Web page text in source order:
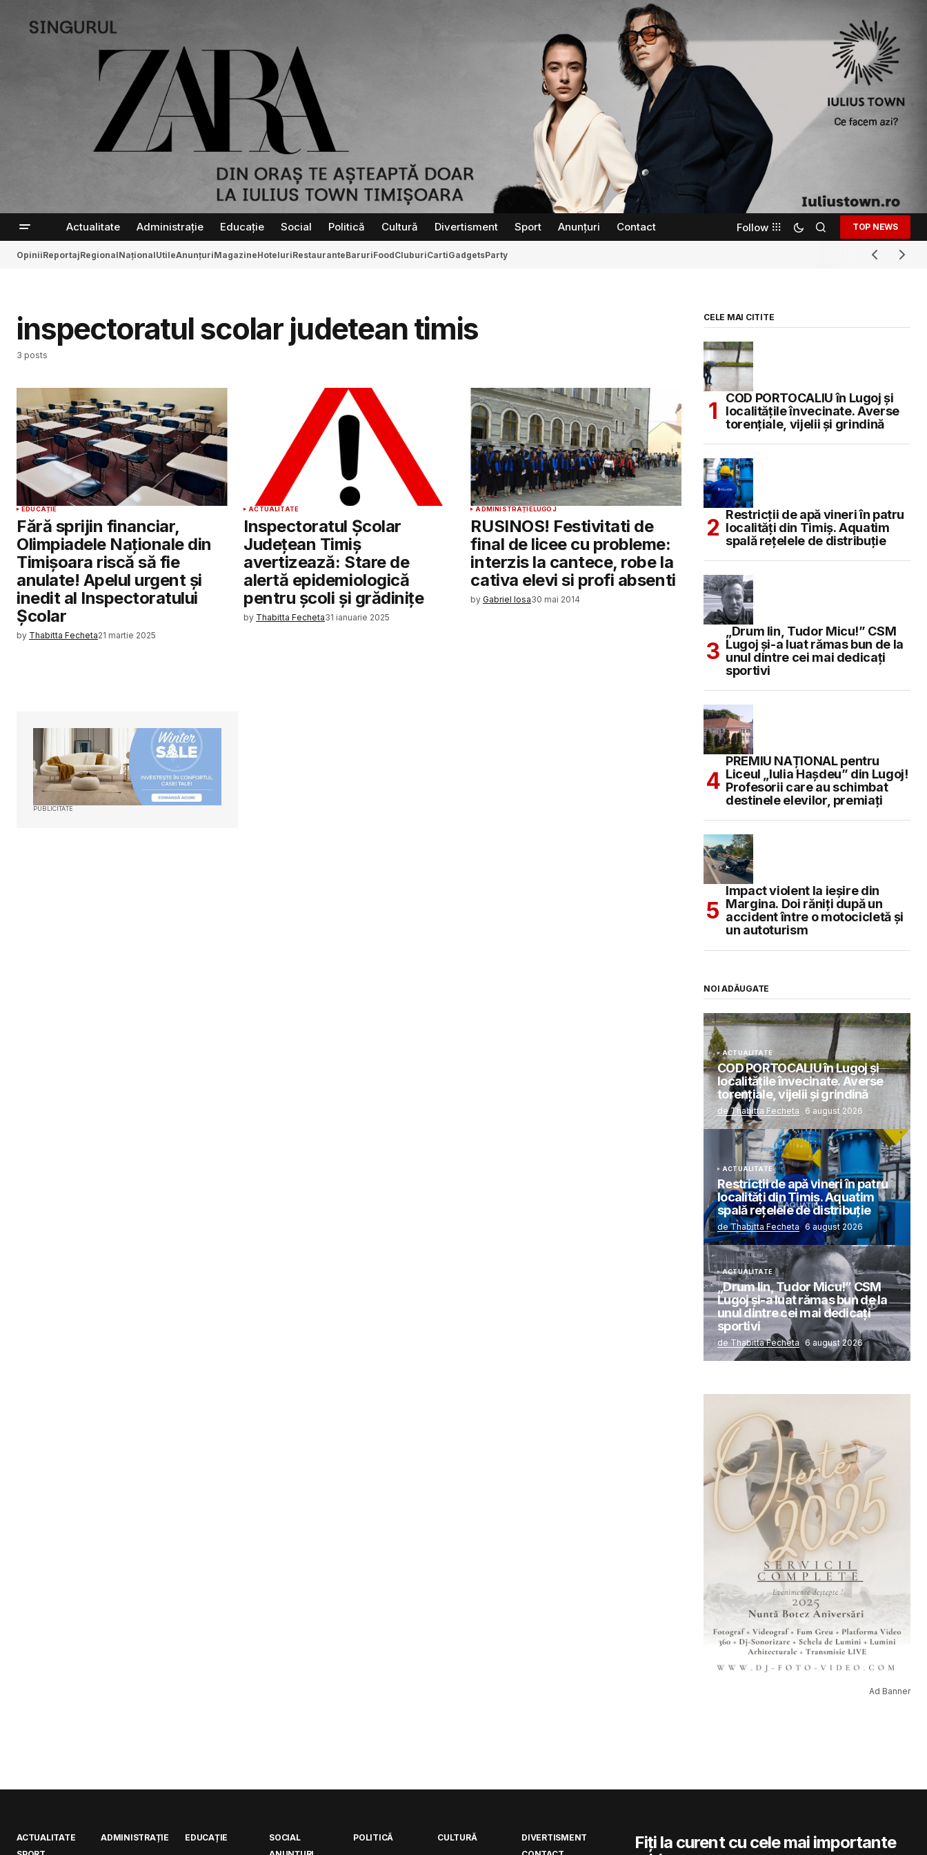
Actualitate Administrație Educație Social Politică Cultură Divertisment Sport Anunțuri Contact Follow TOP NEWS
OpiniiReportajRegionalNaționalUtileAnunțuriMagazineHoteluriRestauranteBaruriFoodCluburiCartiGadgetsParty
inspectoratul scolar judetean timis
3 posts
EDUCAȚIE
Fără sprijin financiar,
Olimpiadele Naționale din
Timișoara riscă să fie
anulate! Apelul urgent și
inedit al Inspectoratului
Școlar
by Thabitta Fecheta21 martie 2025
ACTUALITATE
Inspectoratul Școlar
Județean Timiș
avertizează: Stare de
alertă epidemiologică
pentru școli și grădinițe
by Thabitta Fecheta31 ianuarie 2025
ADMINISTRAȚIELUGOJ
RUSINOS! Festivitati de
final de licee cu probleme:
interzis la cantece, robe la
cativa elevi si profi absenti
by Gabriel Iosa30 mai 2014
PUBLICITATE
CELE MAI CITITE
COD PORTOCALIU în Lugoj și
localitățile învecinate. Averse
torențiale, vijelii și grindină
Restricții de apă vineri în patru
localități din Timiș. Aquatim
spală rețelele de distribuție
„Drum lin, Tudor Micu!” CSM
Lugoj și-a luat rămas bun de la
unul dintre cei mai dedicați
sportivi
PREMIU NAȚIONAL pentru
Liceul „Iulia Hașdeu” din Lugoj!
Profesorii care au schimbat
destinele elevilor, premiați
Impact violent la ieșire din
Margina. Doi răniți după un
accident între o motocicletă și
un autoturism
NOI ADĂUGATE
ACTUALITATE
COD PORTOCALIU în Lugoj și
localitățile învecinate. Averse
torențiale, vijelii și grindină
de Thabitta Fecheta 6 august 2026
ACTUALITATE
Restricții de apă vineri în patru
localități din Timiș. Aquatim
spală rețelele de distribuție
de Thabitta Fecheta 6 august 2026
ACTUALITATE
„Drum lin, Tudor Micu!” CSM
Lugoj și-a luat rămas bun de la
unul dintre cei mai dedicați
sportivi
de Thabitta Fecheta 6 august 2026
Ad Banner
ACTUALITATE ADMINISTRAȚIE EDUCAȚIE SOCIAL POLITICĂ CULTURĂ
DIVERTISMENT
Fiți la curent cu cele mai importante